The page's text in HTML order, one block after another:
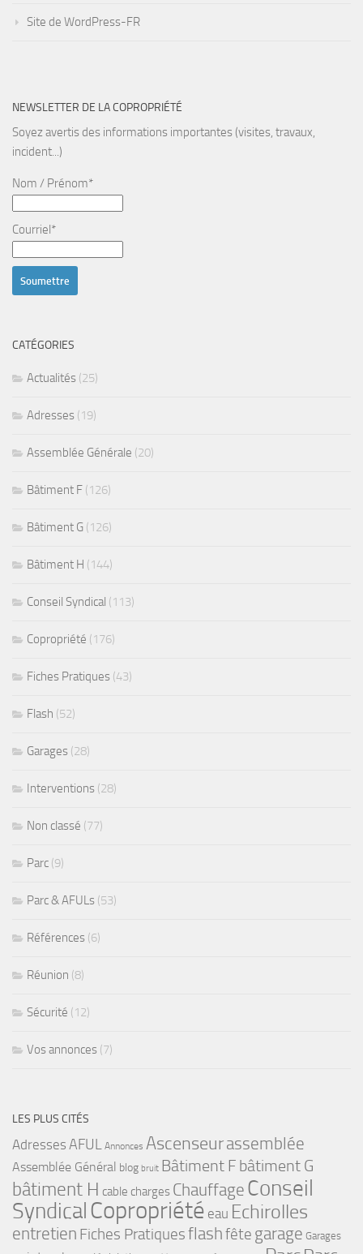
Site de WordPress-FR
NEWSLETTER DE LA COPROPRIÉTÉ
Soyez avertis des informations importantes (visites, travaux,
incident...)
Nom / Prénom*
Courriel*
CATÉGORIES
Actualités (25)
Adresses (19)
Assemblée Générale (20)
Bâtiment F (126)
Bâtiment G (126)
Bâtiment H (144)
Conseil Syndical (113)
Copropriété (176)
Fiches Pratiques (43)
Flash (52)
Garages (28)
Interventions (28)
Non classé (77)
Parc (9)
Parc & AFULs (53)
Références (6)
Réunion (8)
Sécurité (12)
Vos annonces (7)
LES PLUS CITÉS
Adresses AFUL Annonces Ascenseurassemblée
Assemblée Général blog bruit Bâtiment F bâtiment G
bâtiment H cable charges Chauffage Conseil
Syndical Copropriété eau Echirolles
entretien Fiches Pratiquesflashfête garage Garages